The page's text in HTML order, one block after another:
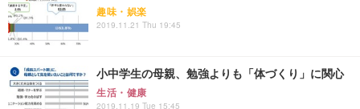
趣味・娯楽
2019.11.21 Thu 19:45
小中学生の母親、勉強よりも「体づくり」に関心
生活・健康
2019.11.19 Tue 15:45